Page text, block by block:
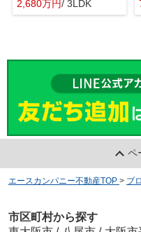
2,680万円/ 3LDK
ペ
エースカンパニー不動産TOP > ブ
市区町村から探す